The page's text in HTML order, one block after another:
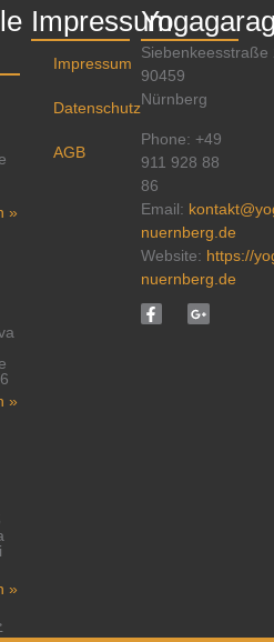
»
»
»
Impressum
Impressum
Datenschutz
AGB
Siebenkeesstraße
90459
Nürnberg
Phone: +49
911 928 88
86
Email:
nuernberg.de
Website: https://
nuernberg.de